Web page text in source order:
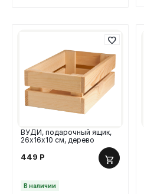
ВУДИ, подарочный ящик,
26х16х10 см, дерево
449 Р
В наличии